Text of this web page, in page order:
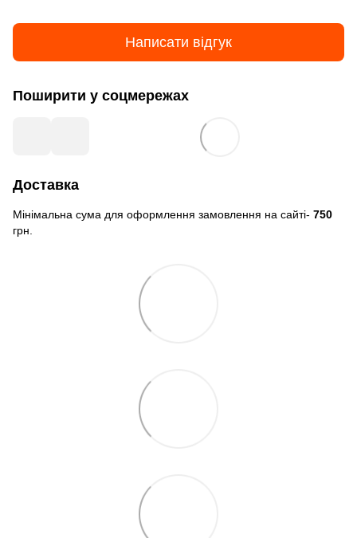
Написати відгук
Поширити у соцмережах
Доставка
Мінімальна сума для оформлення замовлення на сайті- 750
грн.